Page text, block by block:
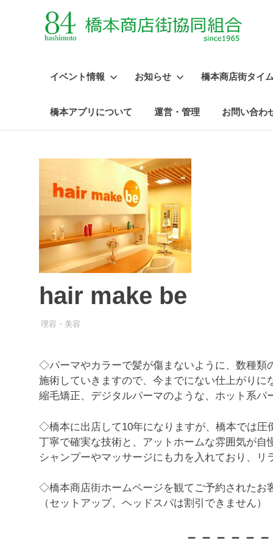
イベント情報 お知らせ 橋本商店街タイ
橋本アプリについて 運営・管理 お問い合わ
hair make be
理容・美容
◇パーマやカラーで髪が傷まないように、数種類
施術していきますので、今までにない仕上がりに
縮毛矯正、デジタルパーマのような、ホット系パ
◇橋本に出店して10年になりますが、橋本では圧
丁寧で確実な技術と、アットホームな雰囲気が自
シャンプーやマッサージにも力を入れており、リ
◇橋本商店街ホームページを観てご予約されたお
（セットアップ、ヘッドスパは割引できません）
－－－－－